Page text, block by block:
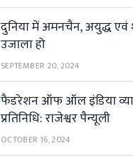
दुनिया में अमनचैन, अयुद्ध एवं
उजाला हो
SEPTEMBER 20, 2024
फैडरेशन ऑफ ऑल इंडिया
प्रतिनिधि: राजेश्वर पैन्यूली
OCTOBER 16, 2024